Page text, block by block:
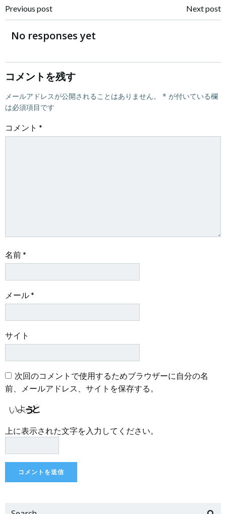
投
稿
ナ
ビ
ゲ
ー
Previous post
ナ
ゲ
Next post
No responses yet
コメントを残す
メールアドレスが公開されることはありません。 * が付いている欄
は必須項目です
コメント *
名前*
メール*
サイト
次回のコメントで使用するためブラウザーに自分の名
前、メールアドレス、サイトを保存する。
上に表示された文字を入力してください。
Search